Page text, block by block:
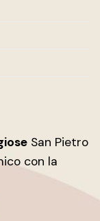
San Pietro
con la